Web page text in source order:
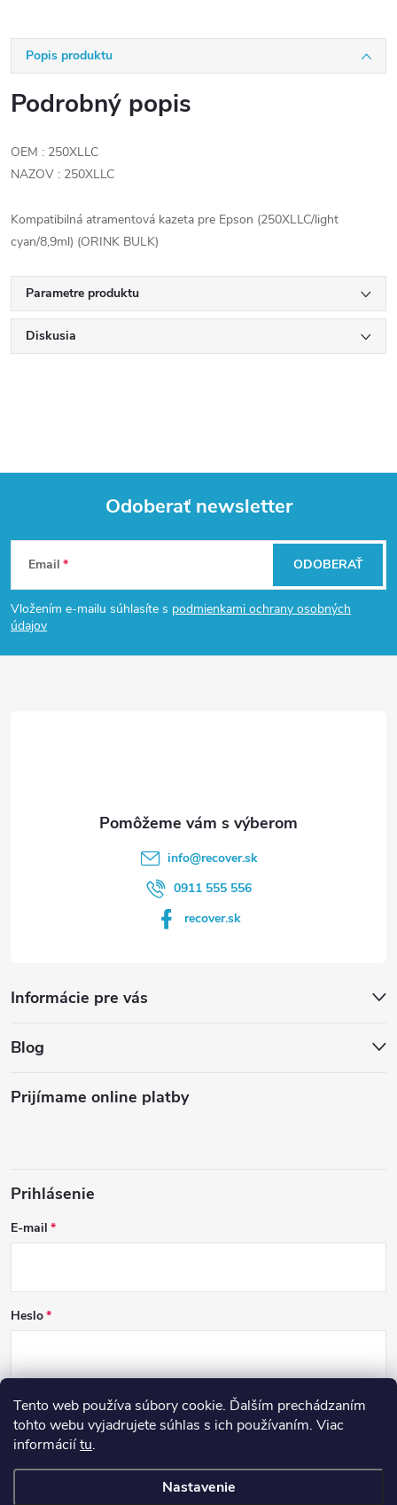
Tento web používa súbory cookie. Ďalším prechádzaním
tohto webu vyjadrujete súhlas s ich používaním. Viac
informáciítu.
Nastavenie
Popis produktu
Podrobný popis
OEM : 250XLLC
NAZOV : 250XLLC
Kompatibilná atramentová kazeta pre Epson (250XLLC/light
cyan/8,9ml) (ORINK BULK)
Parametre produktu
Diskusia
Z
á
p
Odoberať newsletter
Email
Vložením e-mailu súhlasíte s podmienkami ochrany osobných
údajov
ODOBERAŤ
info@recover.sk
0911 555 556
recover.sk
Informácie pre vás
Blog
Prijímame online platby
Prihlásenie
E-mail
Heslo
PRIHLÁSIŤ SA